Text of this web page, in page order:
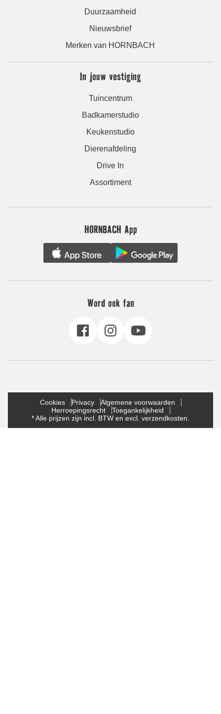
Duurzaamheid
Nieuwsbrief
Merken van HORNBACH
In jouw vestiging
Tuincentrum
Badkamerstudio
Keukenstudio
Dierenafdeling
Drive In
Assortiment
HORNBACH App
Word ook fan
Cookies Privacy
Algemene voorwaarden
Herroepingsrecht
Toegankelijkheid
* Alle prijzen zijn incl. BTW en excl. verzendkosten.